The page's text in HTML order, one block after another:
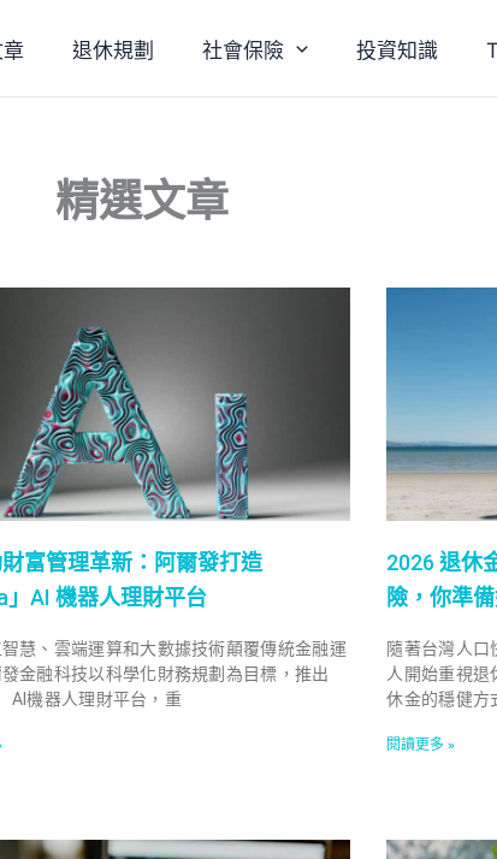
退休規劃 社會保險 投資知識
精選文章
富管理革新：阿爾發打造
」AI 機器人理財平台
智慧、雲端運算和大數據技術顛覆傳統金融運
金融科技以科學化財務規劃為目標，推出
AI機器人理財平台，重
2026 退休
險，你準
隨著台灣人口
人開始重視退
休金的穩健方
閱讀更多 »
面 面